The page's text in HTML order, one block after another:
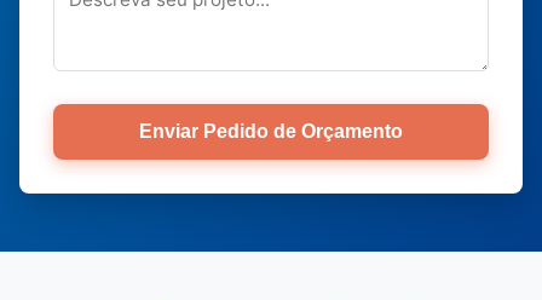
Enviar Pedido de Orçamento